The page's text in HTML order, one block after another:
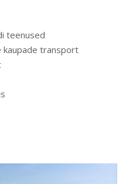
teenused
kaupade transport